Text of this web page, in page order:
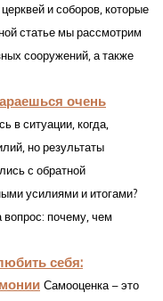
и соборов, которые
статье мы рассмотрим
сооружений, а также
очень
в ситуации, когда,
но результаты
с обратной
усилиями и итогами?
вопрос: почему, чем
себя:
Самооценка – это